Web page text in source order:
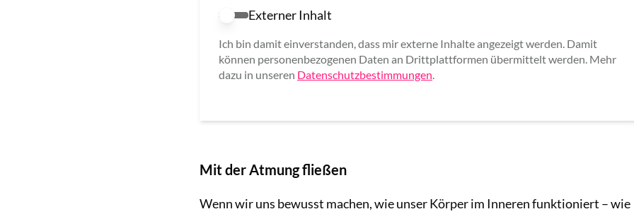
Externer Inhalt erlauben
Externer Inhalt
Ich bin damit einverstanden, dass mir externe Inhalte angezeigt werden. Damit
können personenbezogenen Daten an Drittplattformen übermittelt werden. Mehr
dazu in unseren Datenschutzbestimmungen.
Mit der Atmung fließen
Wenn wir uns bewusst machen, wie unser Körper im Inneren funktioniert – wie